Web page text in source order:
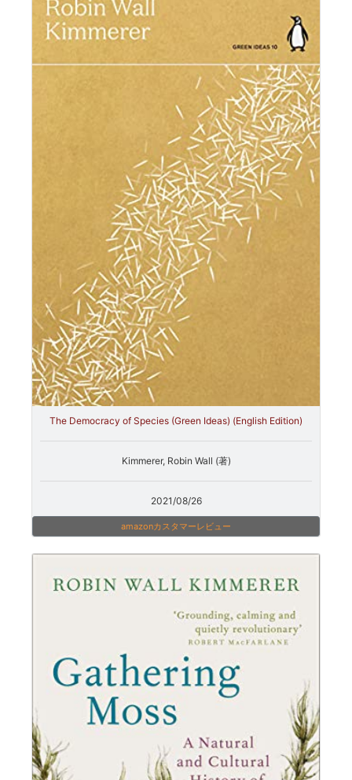
The Democracy of Species (Green Ideas) (English Edition)
Kimmerer, Robin Wall (著)
2021/08/26
amazonカスタマーレビュー